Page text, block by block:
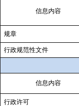
信息内容
规章
行政规范性文件
信息内容
行政许可